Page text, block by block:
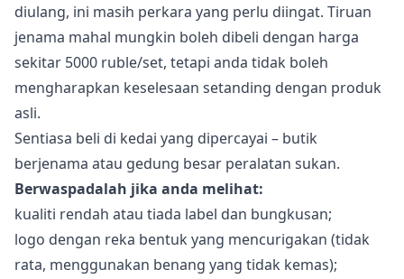
diulang, ini masih perkara yang perlu diingat. Tiruan
jenama mahal mungkin boleh dibeli dengan harga
sekitar 5000 ruble/set, tetapi anda tidak boleh
mengharapkan keselesaan setanding dengan produk
asli.
Sentiasa beli di kedai yang dipercayai – butik
berjenama atau gedung besar peralatan sukan.
Berwaspadalah jika anda melihat:
kualiti rendah atau tiada label dan bungkusan;
logo dengan reka bentuk yang mencurigakan (tidak
rata, menggunakan benang yang tidak kemas);